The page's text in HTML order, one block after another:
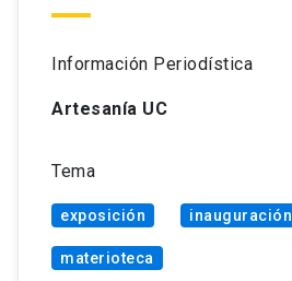
Información Periodística
Artesanía UC
Tema
exposición inauguración
materioteca